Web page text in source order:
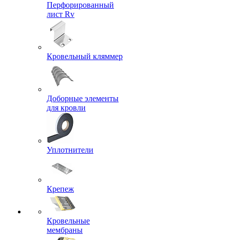
Перфорированный
лист Rv
Кровельный кляммер
Доборные элементы
для кровли
Уплотнители
Крепеж
Кровельные
мембраны